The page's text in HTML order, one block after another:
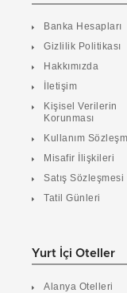
Banka Hesapları
Gizlilik Politikası
Hakkımızda
İletişim
Kişisel Verilerin
Korunması
Kullanım
Misafir İlişkileri
Satış Sözleşmesi
Tatil Günleri
Yurt İçi Oteller
Alanya Otelleri